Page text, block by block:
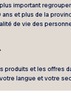
2
3
important
et plus de la
de vie des
produits et les offres
langue et votre